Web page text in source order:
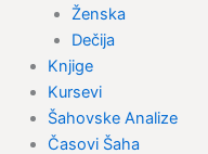
Ženska
Dečija
Knjige
Kursevi
Šahovske Analize
Časovi Šaha